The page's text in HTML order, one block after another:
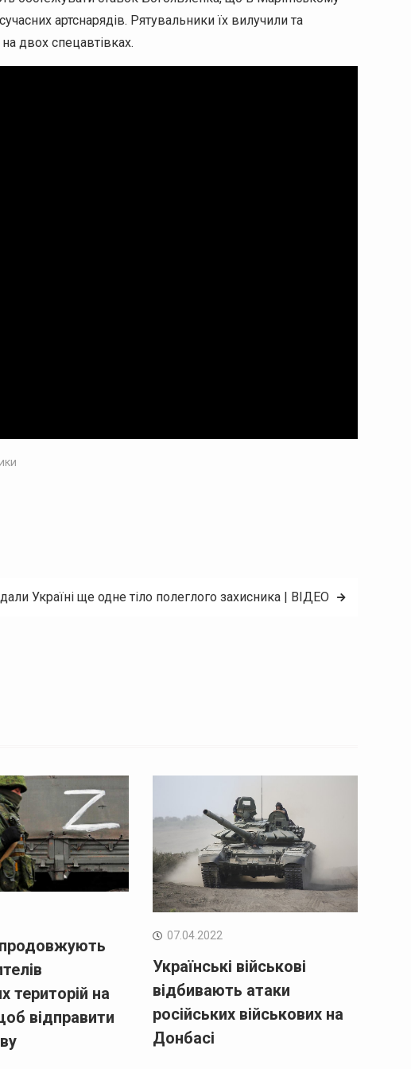
артснарядів. Рятувальники їх вилучили та
двох спецавтівках.
Україні ще одне тіло полеглого захисника | ВІДЕО
територій на
відправити
07.04.2022
Українські військові
відбивають атаки
російських військових на
Донбасі